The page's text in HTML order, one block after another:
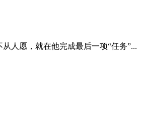
人愿，就在他完成最后一项“任务”...